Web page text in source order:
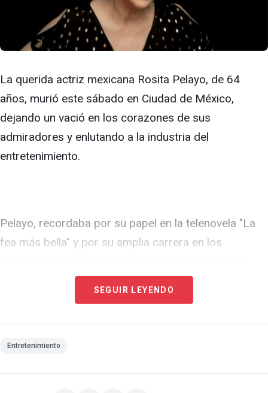
La querida actriz mexicana Rosita Pelayo, de 64
años, murió este sábado en Ciudad de México,
dejando un vació en los corazones de sus
admiradores y enlutando a la industria del
entretenimiento.
Pelayo, recordaba por su papel en la telenovela "La
fea más bella" y por su amplia carrera en los
artritis reumatoide degenerativa desde hacía más de
30 años, y a esto se sumaba el diagnóstico de
SEGUIR LEYENDO
Entretenimiento